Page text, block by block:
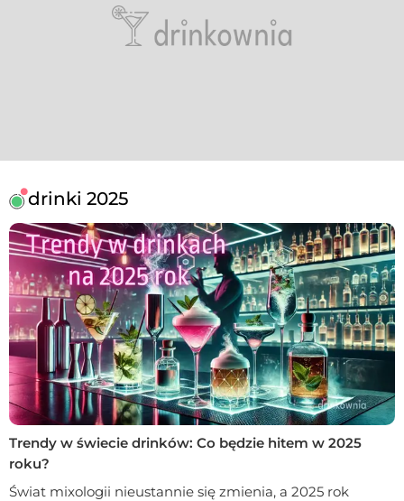
drinki 2025
Trendy w świecie drinków: Co będzie hitem w 2025
roku?
Świat mixologii nieustannie się zmienia, a 2025 rok